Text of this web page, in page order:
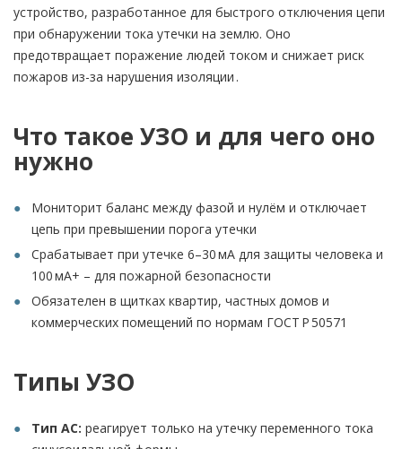
устройство, разработанное для быстрого отключения цепи
при обнаружении тока утечки на землю. Оно
предотвращает поражение людей током и снижает риск
пожаров из-за нарушения изоляции .
Что такое УЗО и для чего оно
нужно
Мониторит баланс между фазой и нулём и отключает
цепь при превышении порога утечки
Срабатывает при утечке 6–30 мА для защиты человека и
100 мА+ – для пожарной безопасности
Обязателен в щитках квартир, частных домов и
коммерческих помещений по нормам ГОСТ Р 50571
Типы УЗО
Тип AC: реагирует только на утечку переменного тока